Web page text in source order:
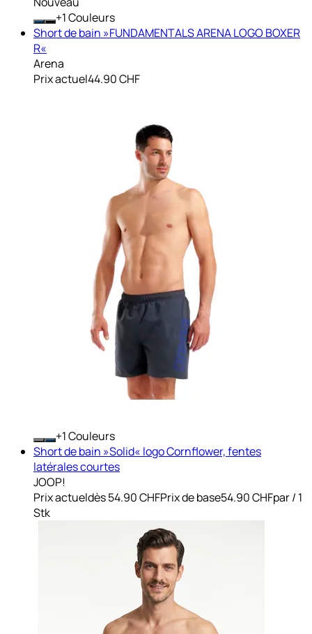
+ Couleurs
Short de bain »FUNDAMENTALS ARENA LOGO BOXER
R«
Arena
Prix actuel44.90 CHF
+ Couleurs
Short de bain »Solid« logo Cornflower, fentes
latérales courtes
JOOP!
Prix actueldès54.90 CHFPrix de base54.90 CHFpar/ 1
Stk